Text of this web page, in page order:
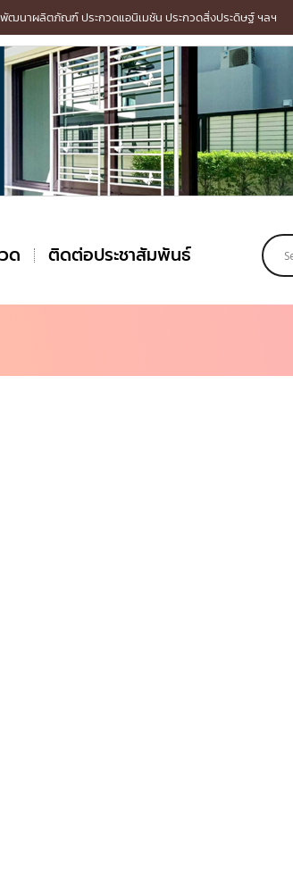
ฒนาผลิตภัณฑ์ ประกวดแอนิเมชัน ประกวดสิ่งประดิษฐ์ ฯลฯ
ด ติดต่อประชาสัมพันธ์